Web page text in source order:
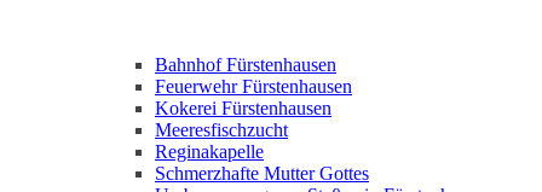
Bahnhof Fürstenhausen
Feuerwehr Fürstenhausen
Kokerei Fürstenhausen
Meeresfischzucht
Reginakapelle
Schmerzhafte Mutter Gottes